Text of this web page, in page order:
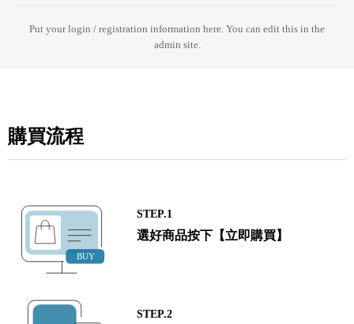
Put your login / registration information here. You can edit this in the
admin site.
購買流程
STEP.1
選好商品按下【立即購買】
STEP.2